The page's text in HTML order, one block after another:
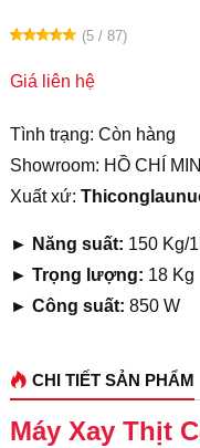
(5 / 87)
Giá liên hệ
Tình trạng: Còn hàng
Showroom: HỒ CHÍ
Xuất xứ:
► Năng suất: 150 Kg/
► Trọng lượng: 18 Kg
► Công suất: 850 W
CHI TIẾT SẢN PHẨM
Máy Xay Thịt